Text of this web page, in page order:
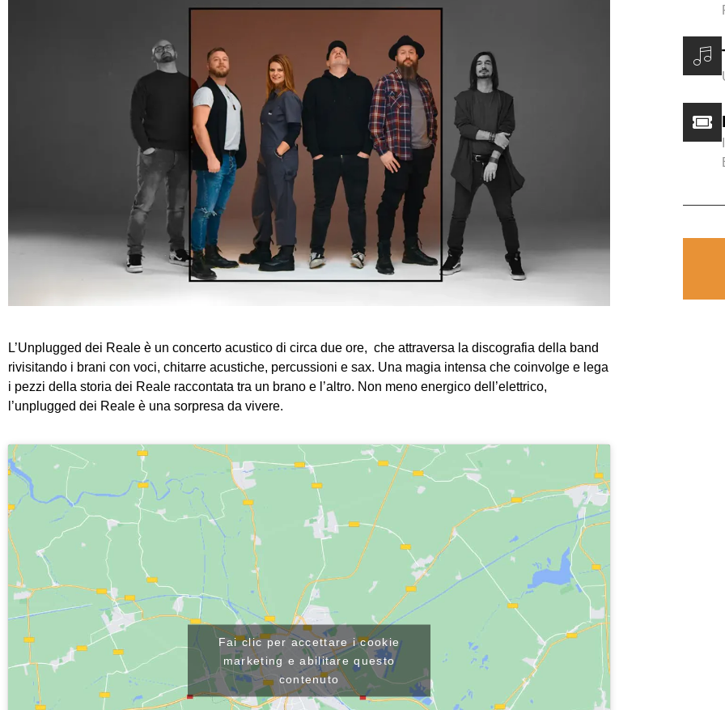
L’Unplugged dei Reale è un concerto acustico di circa due ore, che attraversa la discografia della band
rivisitando i brani con voci, chitarre acustiche, percussioni e sax. Una magia intensa che coinvolge e lega
i pezzi della storia dei Reale raccontata tra un brano e l’altro. Non meno energico dell’elettrico,
l’unplugged dei Reale è una sorpresa da vivere.
Fai clic per accettare i cookie
marketing e abilitare questo
contenuto